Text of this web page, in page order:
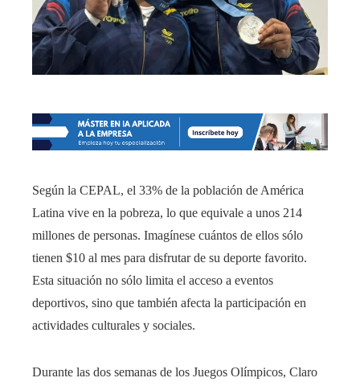
Según la CEPAL, el 33% de la población de América
Latina vive en la pobreza, lo que equivale a unos 214
millones de personas. Imagínese cuántos de ellos sólo
tienen $10 al mes para disfrutar de su deporte favorito.
Esta situación no sólo limita el acceso a eventos
deportivos, sino que también afecta la participación en
actividades culturales y sociales.
Durante las dos semanas de los Juegos Olímpicos, Claro